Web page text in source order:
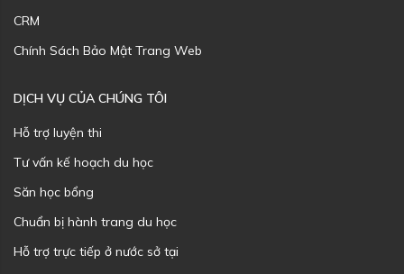
CRM
Chính Sách Bảo Mật Trang Web
DỊCH VỤ CỦA CHÚNG TÔI
Hỗ trợ luyện thi
Tư vấn kế hoạch du học
Săn học bổng
Chuẩn bị hành trang du học
Hỗ trợ trực tiếp ở nước sở tại